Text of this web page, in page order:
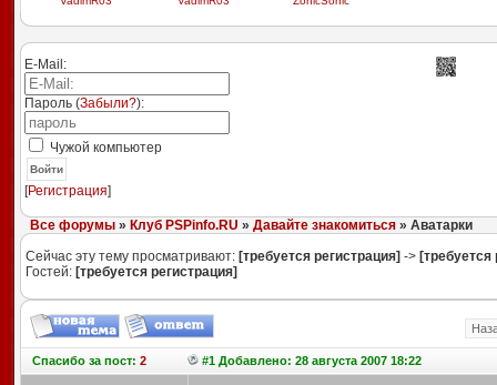
E-Mail:
Пароль (Забыли?):
Чужой компьютер
Войти
[Регистрация]
Все форумы» Клуб PSPinfo.RU » Давайте знакомиться» Аватарки
Сейчас эту тему просматривают: [требуется регистрация] -> [требуется
Гостей: [требуется регистрация]
Спасибоза пост: 2 #1 Добавлено: 28 августа 2007 18:22